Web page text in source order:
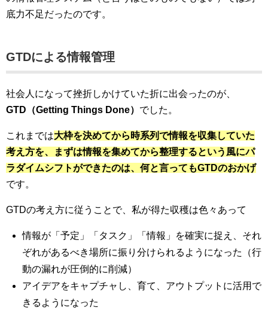
底力不足だったのです。
GTDによる情報管理
社会人になって挫折しかけていた折に出会ったのが、
GTD（Getting Things Done） でした。
これまでは大枠を決めてから時系列で情報を収集していた
考え方を、まずは情報を集めてから整理するという風にパ
ラダイムシフトができたのは、何と言ってもGTDのおかげ
です。
GTDの考え方に従うことで、私が得た収穫は色々あって
情報が「予定」「タスク」「情報」を確実に捉え、それ
ぞれがあるべき場所に振り分けられるようになった（行
動の漏れが圧倒的に削減）
アイデアをキャプチャし、育て、アウトプットに活用で
きるようになった